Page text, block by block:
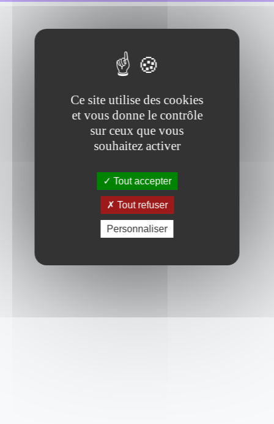
Ce site utilise des cookies
et vous donne le contrôle
sur ceux que vous
souhaitez activer
Tout accepter
Tout refuser
Personnaliser